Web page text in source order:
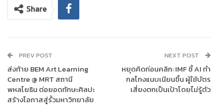
ทั้งนี้ ผู้ใช้ทางพิเศษสามารถดาวน์โหลด Application “EXAT Portal”
ศูนย์บริการข้อมูลผู้ใช้ทางพิเศษ (EXAT Call Center) โทร 1543 ได้
ตลอด 24 ชั่วโมง
Share
PREV POST
ส่งท้าย BEM Art Learning
Centre @ MRT สถานี
พหลโยธิน ต่อยอดทักษะศิลปะ
สร้างโอกาสสู่รั้วมหาวิทยาลัย
NEXT POST
หยุดคิดก่อนคลิก: IMF ชี้ AI ทำ
กลโกงแนบเนียนขึ้น ผู้ใช้บัตร
เสี่ยงตกเป็นเป้าโดยไม่รู้ตัว